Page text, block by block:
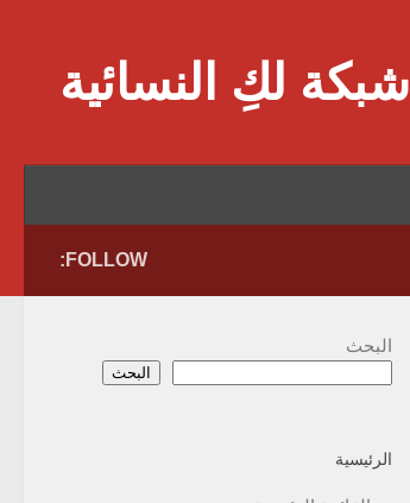
شبكة لكِ النسائية
FOLLOW:
البحث
البحث
الرئيسية